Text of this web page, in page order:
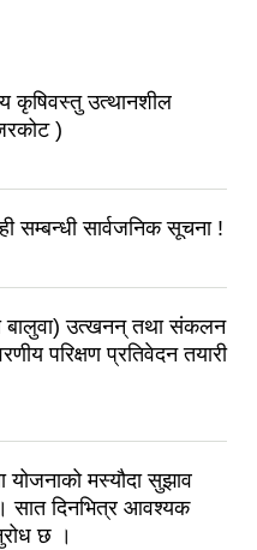
कृषिवस्तु उत्थानशील
)
सम्बन्धी सार्वजनिक सूचना !
बालुवा) उत्खनन् तथा संकलन
परिक्षण प्रतिवेदन तयारी
योजनाको मस्यौदा सुझाव
सात दिनभित्र आवश्यक
छ ।